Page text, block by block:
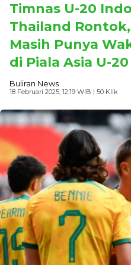
Timnas U-20
Thailand
Masih Punya
di Piala Asia U-
Buliran News
18 Februari 2025, 12:19 WIB | 50 Klik